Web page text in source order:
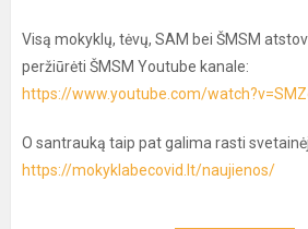
Visą mokyklų, tėvų, SAM bei ŠMSM
peržiūrėti ŠMSM Youtube kanale:
https://www.youtube.com/
O santrauką taip pat galima rasti
https://mokyklabecovid.lt/naujienos/